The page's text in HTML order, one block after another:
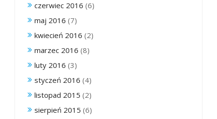
czerwiec 2016 (6)
maj 2016 (7)
kwiecień 2016 (2)
marzec 2016 (8)
luty 2016 (3)
styczeń 2016 (4)
listopad 2015 (2)
sierpień 2015 (6)